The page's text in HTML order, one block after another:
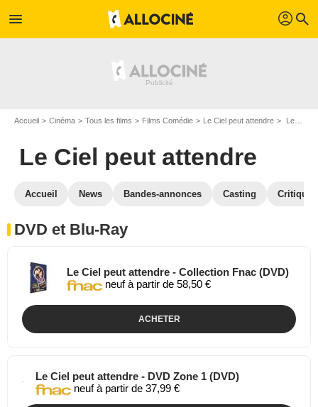
menu profil search
Accueil Cinéma Tous les films Films Comédie Le Ciel peut attendre Le Ciel peut attendre en DVD Blu Ray
Le Ciel peut attendre
Accueil News Bandes-annonces Casting
DVD et Blu-Ray
Le Ciel peut attendre - Collection Fnac (DVD)
neuf à partir de 58,50 €
ACHETER
Le Ciel peut attendre - DVD Zone 1 (DVD)
neuf à partir de 37,99 €